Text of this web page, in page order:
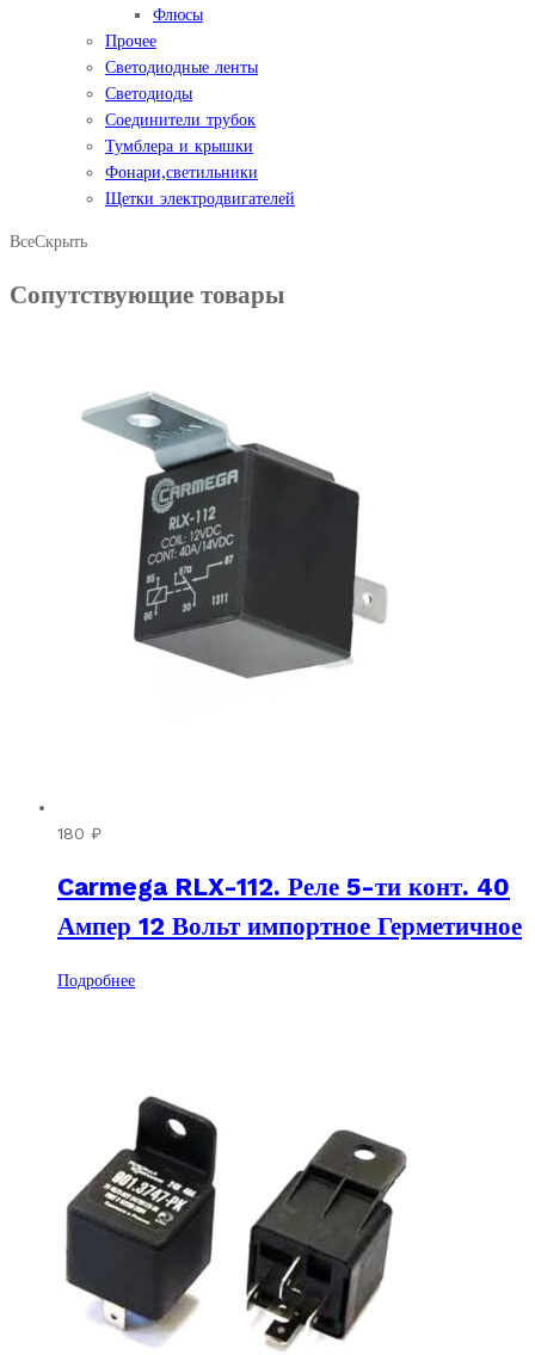
Флюсы
Прочее
Светодиодные ленты
Светодиоды
Соединители трубок
Тумблера и крышки
Фонари,светильники
Щетки электродвигателей
ВсеСкрыть
Сопутствующие товары
180 ₽
Carmega RLX-112. Реле 5-ти конт. 40
Ампер 12 Вольт импортное Герметичное
Подробнее